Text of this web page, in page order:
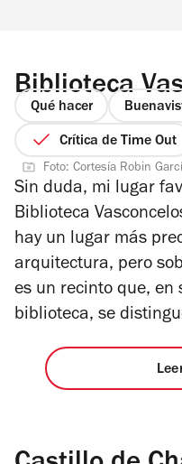
Biblioteca
Qué hacer
Crítica de Time Out
Foto: Cortesía Robin
Sin duda, mi lugar
Biblioteca
hay un lugar más
arquitectura, pero
es un recinto que, en
biblioteca, se